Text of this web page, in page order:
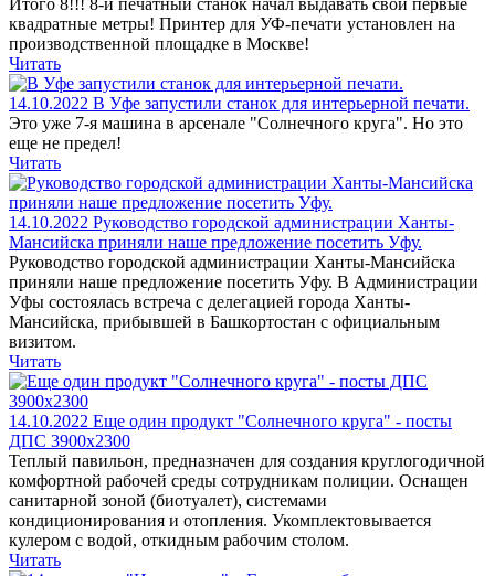
Итого 8!!! 8-й печатный станок начал выдавать свои первые
квадратные метры! Принтер для УФ-печати установлен на
производственной площадке в Москве!
Читать
14.10.2022 В Уфе запустили станок для интерьерной печати.
Это уже 7-я машина в арсенале "Солнечного круга". Но это
еще не предел!
Читать
14.10.2022 Руководство городской администрации Ханты-
Мансийска приняли наше предложение посетить Уфу.
Руководство городской администрации Ханты-Мансийска
приняли наше предложение посетить Уфу. В Администрации
Уфы состоялась встреча с делегацией города Ханты-
Мансийска, прибывшей в Башкортостан с официальным
визитом.
Читать
14.10.2022 Еще один продукт "Солнечного круга" - посты
ДПС 3900х2300
Теплый павильон, предназначен для создания круглогодичной
комфортной рабочей среды сотрудникам полиции. Оснащен
санитарной зоной (биотуалет), системами
кондиционирования и отопления. Укомплектовывается
кулером с водой, откидным рабочим столом.
Читать